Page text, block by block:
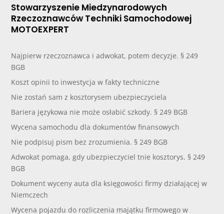
Stowarzyszenie Miedzynarodowych
Rzeczoznawców Techniki Samochodowej
MOTOEXPERT
Najpierw rzeczoznawca i adwokat, potem decyzje. § 249
BGB
Koszt opinii to inwestycja w fakty techniczne
Nie zostań sam z kosztorysem ubezpieczyciela
Bariera językowa nie może osłabić szkody. § 249 BGB
Wycena samochodu dla dokumentów finansowych
Nie podpisuj pism bez zrozumienia. § 249 BGB
Adwokat pomaga, gdy ubezpieczyciel tnie kosztorys. § 249
BGB
Dokument wyceny auta dla księgowości firmy działającej w
Niemczech
Wycena pojazdu do rozliczenia majątku firmowego w